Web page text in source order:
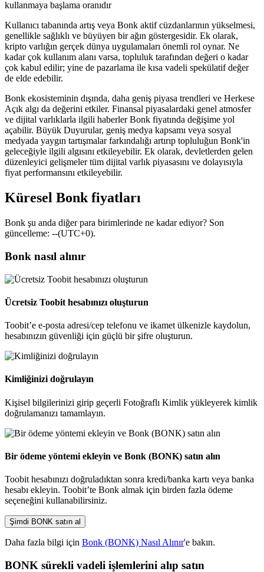
kullanmaya başlama oranıdır
Kullanıcı tabanında artış veya Bonk aktif cüzdanlarının yükselmesi,
genellikle sağlıklı ve büyüyen bir ağın göstergesidir. Ek olarak,
kripto varlığın gerçek dünya uygulamaları önemli rol oynar. Ne
kadar çok kullanım alanı varsa, topluluk tarafından değeri o kadar
çok kabul edilir; yine de pazarlama ile kısa vadeli spekülatif değer
de elde edebilir.
Bonk ekosisteminin dışında, daha geniş piyasa trendleri ve Herkese
Açık algı da değerini etkiler. Finansal piyasalardaki genel atmosfer
ve dijital varlıklarla ilgili haberler Bonk fiyatında değişime yol
açabilir. Büyük Duyurular, geniş medya kapsamı veya sosyal
medyada yaygın tartışmalar farkındalığı artırıp topluluğun Bonk'in
geleceğiyle ilgili algısını etkileyebilir. Ek olarak, devletlerden gelen
düzenleyici gelişmeler tüm dijital varlık piyasasını ve dolayısıyla
fiyat performansını etkileyebilir.
Küresel Bonk fiyatları
Bonk şu anda diğer para birimlerinde ne kadar ediyor? Son
güncelleme: --(UTC+0).
Bonk nasıl alınır
Ücretsiz Toobit hesabınızı oluşturun
Toobit’e e-posta adresi/cep telefonu ve ikamet ülkenizle kaydolun,
hesabınızın güvenliği için güçlü bir şifre oluşturun.
Kimliğinizi doğrulayın
Kişisel bilgilerinizi girip geçerli Fotoğraflı Kimlik yükleyerek kimlik
doğrulamanızı tamamlayın.
Bir ödeme yöntemi ekleyin ve Bonk (BONK) satın alın
Toobit hesabınızı doğruladıktan sonra kredi/banka kartı veya banka
hesabı ekleyin. Toobit’te Bonk almak için birden fazla ödeme
seçeneğini kullanabilirsiniz.
Şimdi BONK satın al
Daha fazla bilgi için Bonk (BONK) Nasıl Alınır'e bakın.
BONK sürekli vadeli işlemlerini alıp satın